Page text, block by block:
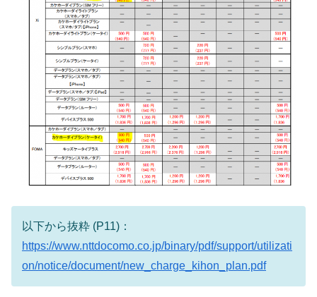
以下から抜粋 (P11)：
https://www.nttdocomo.co.jp/binary/pdf/support/utilizati
on/notice/document/new_charge_kihon_plan.pdf